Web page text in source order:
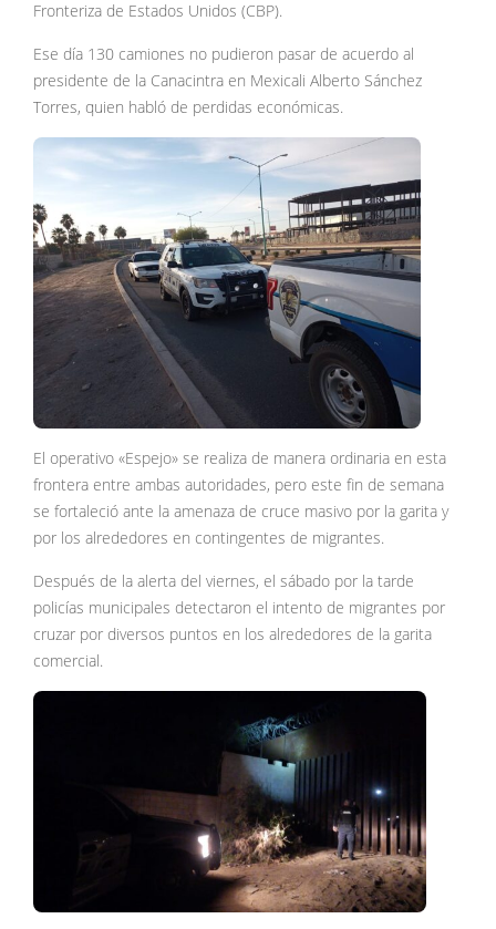
Fronteriza de Estados Unidos (CBP).
Ese día 130 camiones no pudieron pasar de acuerdo al
presidente de la Canacintra en Mexicali Alberto Sánchez
Torres, quien habló de perdidas económicas.
El operativo «Espejo» se realiza de manera ordinaria en esta
frontera entre ambas autoridades, pero este fin de semana
se fortaleció ante la amenaza de cruce masivo por la garita y
por los alrededores en contingentes de migrantes.
Después de la alerta del viernes, el sábado por la tarde
policías municipales detectaron el intento de migrantes por
cruzar por diversos puntos en los alrededores de la garita
comercial.